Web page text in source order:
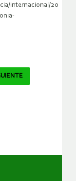
internacional/20